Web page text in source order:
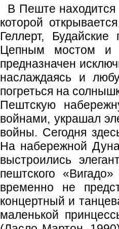
В Пеште находится
которой
Геллерт,
Цепным мостом и
предназначен
наслаждаясь и
погреться на
Пештскую
войнами, украшал
войны. Сегодня
На набережной
выстроились
пештского
временно не
концертный и
маленькой